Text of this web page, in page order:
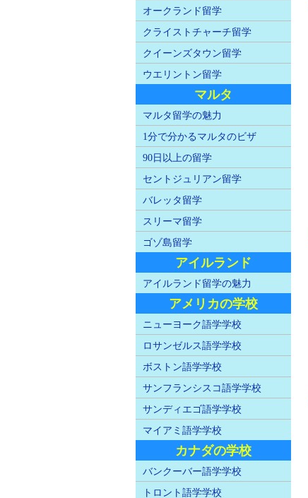
オークランド留学
クライストチャーチ留学
クイーンズタウン留学
ウエリントン留学
マルタ
マルタ留学の魅力
1分で分かるマルタのビザ
90日以上の留学
セントジュリアン留学
バレッタ留学
スリーマ留学
ゴゾ島留学
アイルランド
アイルランド留学の魅力
アメリカの学校
ニューヨーク語学学校
ロサンゼルス語学学校
ボストン語学学校
サンフランシスコ語学学校
サンディエゴ語学学校
マイアミ語学学校
カナダの学校
バンクーバー語学学校
トロント語学学校